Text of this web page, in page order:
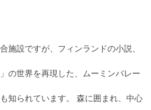
施設ですが、フィンランドの小説、
の世界を再現した、ムーミンバレー
知られています。 森に囲まれ、中心